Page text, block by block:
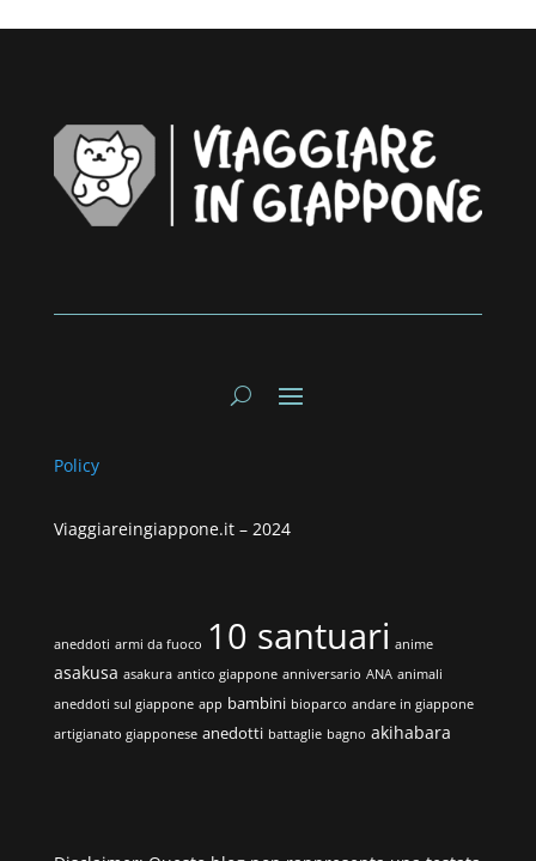
Policy
Viaggiareingiappone.it – 2024
aneddoti armi da fuoco 10 santuari anime
asakusa asakura antico giappone anniversario ANA animali
aneddoti sul giappone app bambini bioparco andare in giappone
artigianato giapponese anedotti battaglie bagno akihabara